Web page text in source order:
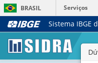
BRASIL
Serviços
Sistema IBGE